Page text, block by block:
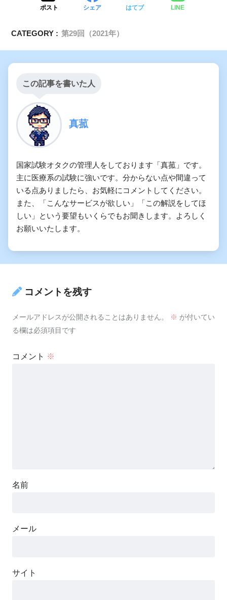
ポスト シェア はてブ LINE
CATEGORY : 第29回（2021年）
この記事を書いた人
真菰
国家試験オタクの管理人をしております「真菰」です。
主に医療系の試験に強いです。分からない点や間違って
いる点ありましたら、お気軽にコメントしてください。
また、「こんなサービスが欲しい」「この解説をしてほ
しい」という要望もいくらでもお聞きします。よろしく
お願いいたします。
コメントを残す
メールアドレスが公開されることはありません。 ※ が付いてい
る欄は必須項目です
コメント ※
名前
メール
サイト